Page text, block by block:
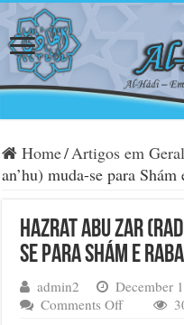
Home/Artigos em Geral
an’hu) muda-se para Shám
Hazrat Abu Zar
se para Shám e
admin2 December
Comments Offon